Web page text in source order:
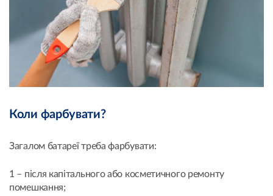
Коли фарбувати?
Загалом батареї треба фарбувати:
1 – після капітального або косметичного ремонту
помешкання;